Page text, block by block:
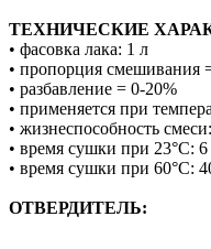
ТЕХНИЧЕСКИЕ
• фасовка лака: 1 л
• пропорция смешивания
• разбавление = 0-20%
• применяется при
• жизнеспособность
• время сушки при 23°С: 6
• время сушки при 60°С:
ОТВЕРДИТЕЛЬ: